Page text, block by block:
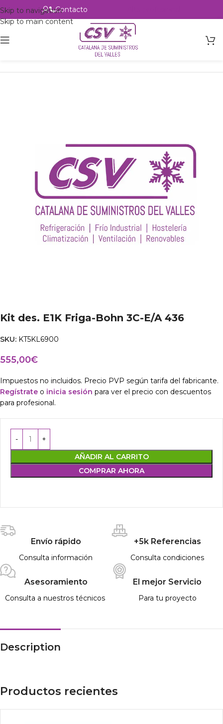
Skip to navigation
Skip to main content
Contacto
Intercambio
Kit des. E1K Friga-Bohn 3C-E/A 436
SKU: KT5KL6900
555,00€
Impuestos no incluidos. Precio PVP según tarifa del fabricante.
Regístrate o inicia sesión para ver el precio con descuentos
para profesional.
AÑADIR AL CARRITO
COMPRAR AHORA
Envío rápido
Consulta información
+5k Referencias
Consulta condiciones
Asesoramiento
Consulta a nuestros técnicos
El mejor Servicio
Para tu proyecto
Description
Productos recientes